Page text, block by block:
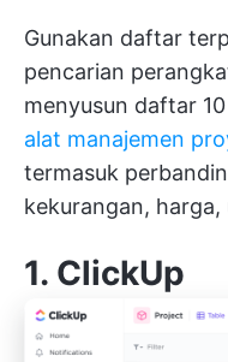
Gunakan daftar
pencarian
menyusun daftar
alat manajemen
termasuk
kekurangan, harga,
1. ClickUp